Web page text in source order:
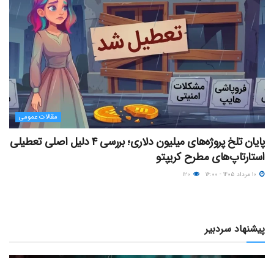
مقالات عمومی
پایان تلخ پروژه‌های میلیون دلاری؛ بررسی ۴ دلیل اصلی تعطیلی
استارتاپ‌های مطرح کریپتو
پیشنهاد سردبیر